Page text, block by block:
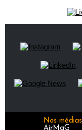
Nos médias
AirMaG